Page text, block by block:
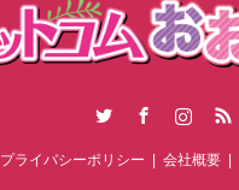
RSS
プライバシーポリシー 会社概要